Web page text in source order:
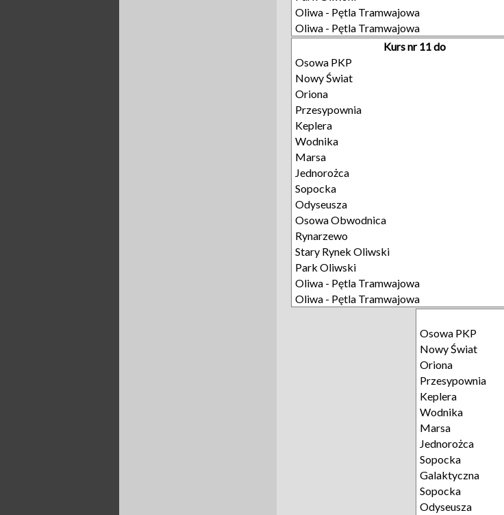
Oliwa - Pętla Tramwajowa
Oliwa - Pętla Tramwajowa
Kurs nr 11 do
Osowa PKP
Nowy Świat
Oriona
Przesypownia
Keplera
Wodnika
Marsa
Jednorożca
Sopocka
Odyseusza
Osowa Obwodnica
Rynarzewo
Stary Rynek Oliwski
Park Oliwski
Oliwa - Pętla Tramwajowa
Oliwa - Pętla Tramwajowa
Osowa PKP
Nowy Świat
Oriona
Przesypownia
Keplera
Wodnika
Marsa
Jednorożca
Sopocka
Galaktyczna
Sopocka
Odyseusza